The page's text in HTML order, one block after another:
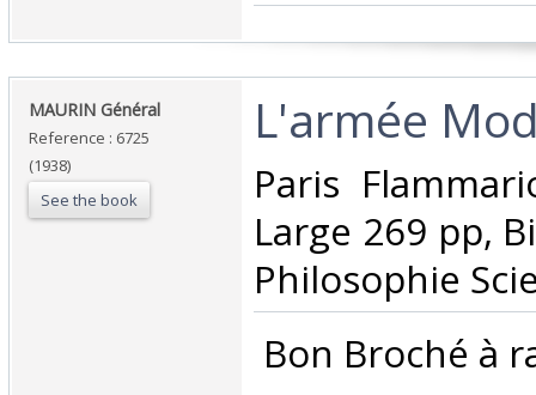
‎MAURIN Général‎
Reference : 6725
(1938)
See the book
‎L'armée
‎Paris
Large 269 pp,
Philosophie
Bon Broché à